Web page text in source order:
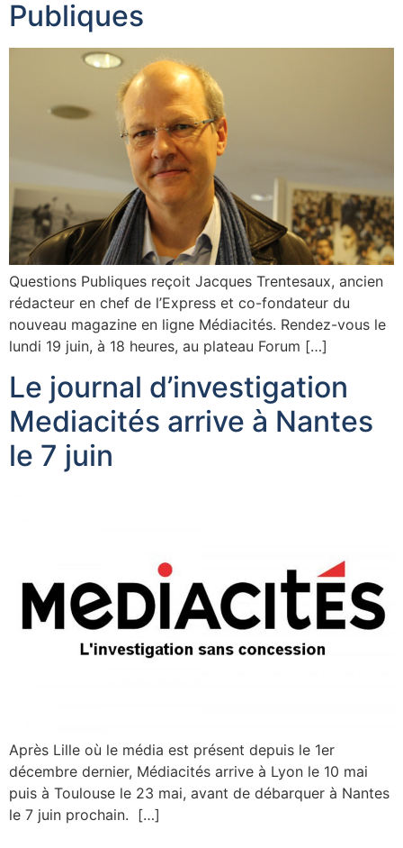
Publiques
Questions Publiques reçoit Jacques Trentesaux, ancien
rédacteur en chef de l’Express et co-fondateur du
nouveau magazine en ligne Médiacités. Rendez-vous le
lundi 19 juin, à 18 heures, au plateau Forum […]
Le journal d’investigation
Mediacités arrive à Nantes
le 7 juin
Après Lille où le média est présent depuis le 1er
décembre dernier, Médiacités arrive à Lyon le 10 mai
puis à Toulouse le 23 mai, avant de débarquer à Nantes
le 7 juin prochain. […]